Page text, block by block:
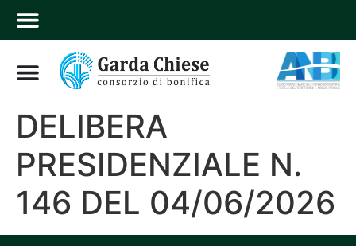
DELIBERA
PRESIDENZIALE N.
146 DEL 04/06/2026